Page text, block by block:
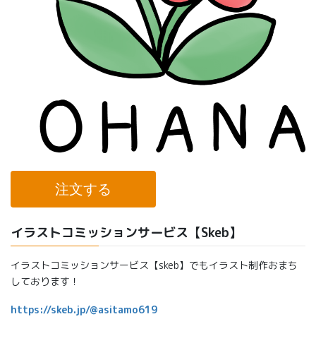
注文する
イラストコミッションサービス【Skeb】
イラストコミッションサービス【skeb】でもイラスト制作おまち
しております！
https://skeb.jp/@asitamo619